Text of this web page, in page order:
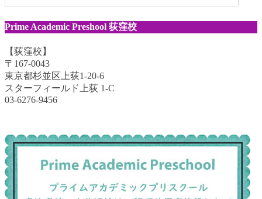
Prime Academic Preshool 荻窪校
【荻窪校】
〒167-0043
東京都杉並区上荻1-20-6
スターフィールド上荻 1-C
03-6276-9456